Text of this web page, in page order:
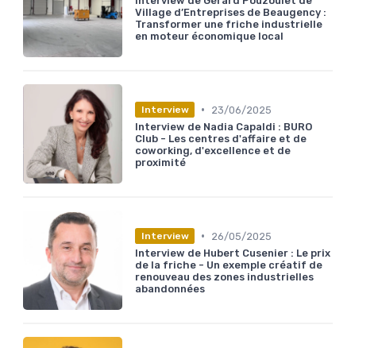
Village d’Entreprises de Beaugency :
Transformer une friche industrielle
en moteur économique local
Interview •
23/06/2025
Interview de Nadia Capaldi : BURO
Club - Les centres d'affaire et de
coworking, d'excellence et de
proximité
Interview •
26/05/2025
Interview de Hubert Cusenier : Le prix
de la friche - Un exemple créatif de
renouveau des zones industrielles
abandonnées